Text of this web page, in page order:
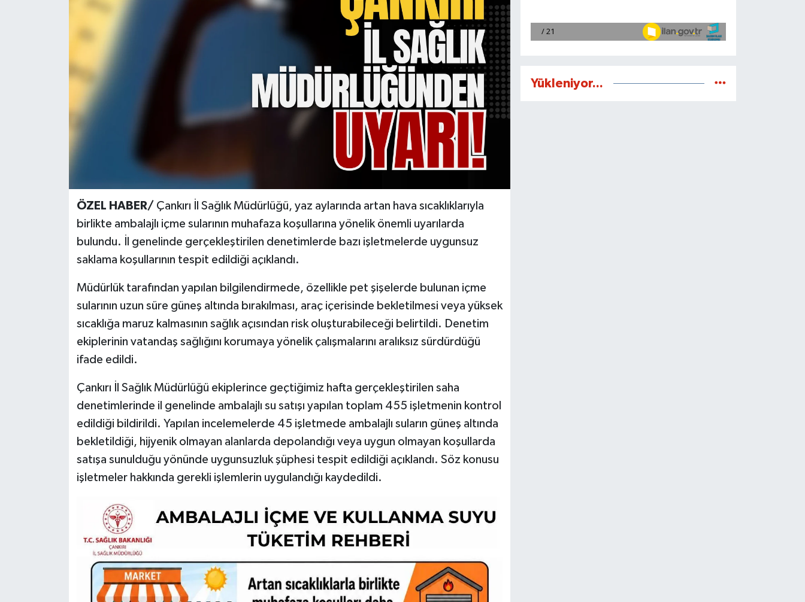
ÖZEL HABER/ Çankırı İl Sağlık Müdürlüğü, yaz aylarında artan hava sıcaklıklarıyla
birlikte ambalajlı içme sularının muhafaza koşullarına yönelik önemli uyarılarda
bulundu. İl genelinde gerçekleştirilen denetimlerde bazı işletmelerde uygunsuz
saklama koşullarının tespit edildiği açıklandı.
Müdürlük tarafından yapılan bilgilendirmede, özellikle pet şişelerde bulunan içme
sularının uzun süre güneş altında bırakılması, araç içerisinde bekletilmesi veya yüksek
sıcaklığa maruz kalmasının sağlık açısından risk oluşturabileceği belirtildi. Denetim
ekiplerinin vatandaş sağlığını korumaya yönelik çalışmalarını aralıksız sürdürdüğü
ifade edildi.
Çankırı İl Sağlık Müdürlüğü ekiplerince geçtiğimiz hafta gerçekleştirilen saha
denetimlerinde il genelinde ambalajlı su satışı yapılan toplam 455 işletmenin kontrol
edildiği bildirildi. Yapılan incelemelerde 45 işletmede ambalajlı suların güneş altında
bekletildiği, hijyenik olmayan alanlarda depolandığı veya uygun olmayan koşullarda
satışa sunulduğu yönünde uygunsuzluk şüphesi tespit edildiği açıklandı. Söz konusu
işletmeler hakkında gerekli işlemlerin uygulandığı kaydedildi.
Yükleniyor...
SİYASET
VİZYONDAKİLER